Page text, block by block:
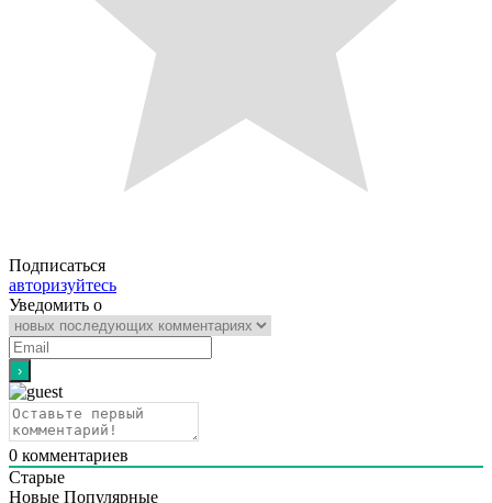
Подписаться
авторизуйтесь
Уведомить о
0 комментариев
Старые
Новые Популярные